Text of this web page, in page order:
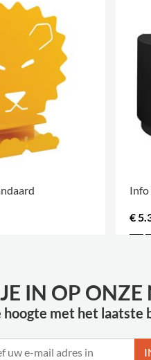
Info
€
IN OP
hoogte met het laatste